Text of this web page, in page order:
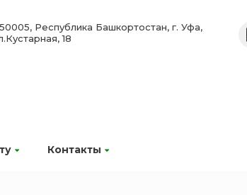
Контакты
Республика Башкортостан, г. Уфа,
18